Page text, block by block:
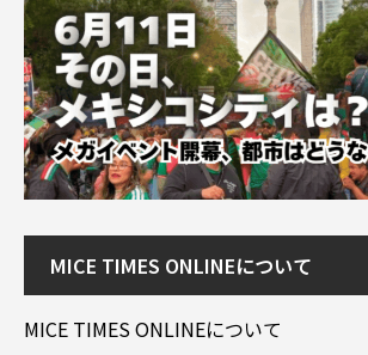
MICE TIMES ONLINEについて
MICE TIMES ONLINEについて